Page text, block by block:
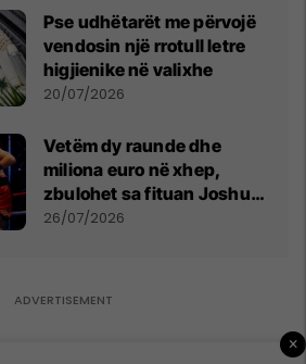
Pse udhëtarët me përvojë
vendosin një rrotull letre
higjienike në valixhe
20/07/2026
Vetëm dy raunde dhe
miliona euro në xhep,
zbulohet sa fituan Joshua
e Prenga
26/07/2026
×